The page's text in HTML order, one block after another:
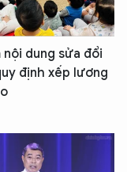
nội dung sửa đổi
định xếp lương